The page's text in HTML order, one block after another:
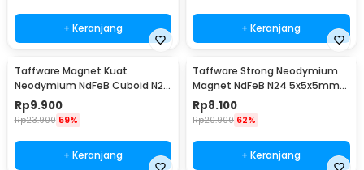
+ Keranjang + Keranjang
Taffware Magnet Kuat
Neodymium NdFeB Cuboid N25
5 PCS - D22
Rp9.900
Rp23.900 59%
+ Keranjang
Taffware Strong Neodymium
Magnet NdFeB N24 5x5x5mm
20 PCS - F001699
Rp8.100
Rp20.900 62%
+ Keranjang